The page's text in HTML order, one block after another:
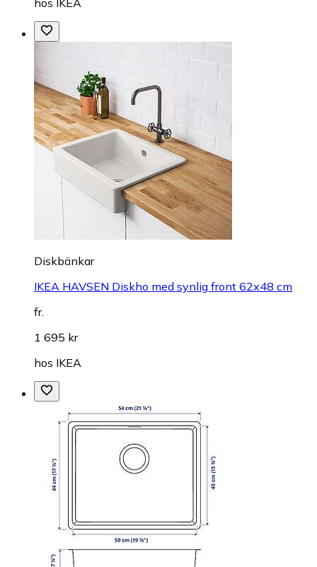
Diskbänkar
IKEA HAVSEN Diskho med synlig front 62x48 cm
fr.
1 695 kr
hos IKEA